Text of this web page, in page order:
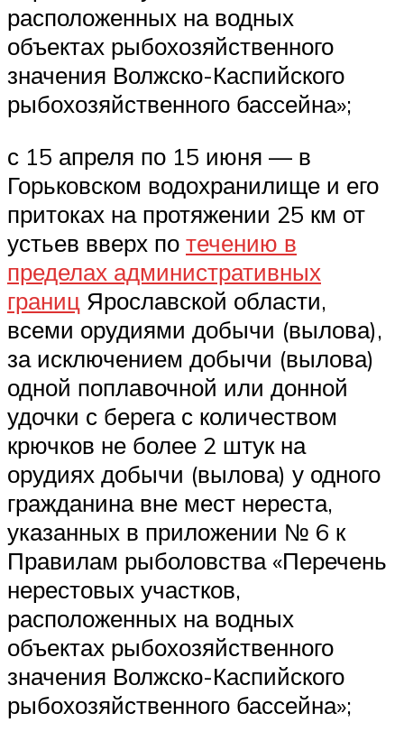
расположенных на водных
объектах рыбохозяйственного
значения Волжско-Каспийского
рыбохозяйственного бассейна»;
с 15 апреля по 15 июня — в
Горьковском водохранилище и его
притоках на протяжении 25 км от
устьев вверх по течению в
пределах административных
границ Ярославской области,
всеми орудиями добычи (вылова),
за исключением добычи (вылова)
одной поплавочной или донной
удочки с берега с количеством
крючков не более 2 штук на
орудиях добычи (вылова) у одного
гражданина вне мест нереста,
указанных в приложении № 6 к
Правилам рыболовства «Перечень
нерестовых участков,
расположенных на водных
объектах рыбохозяйственного
значения Волжско-Каспийского
рыбохозяйственного бассейна»;